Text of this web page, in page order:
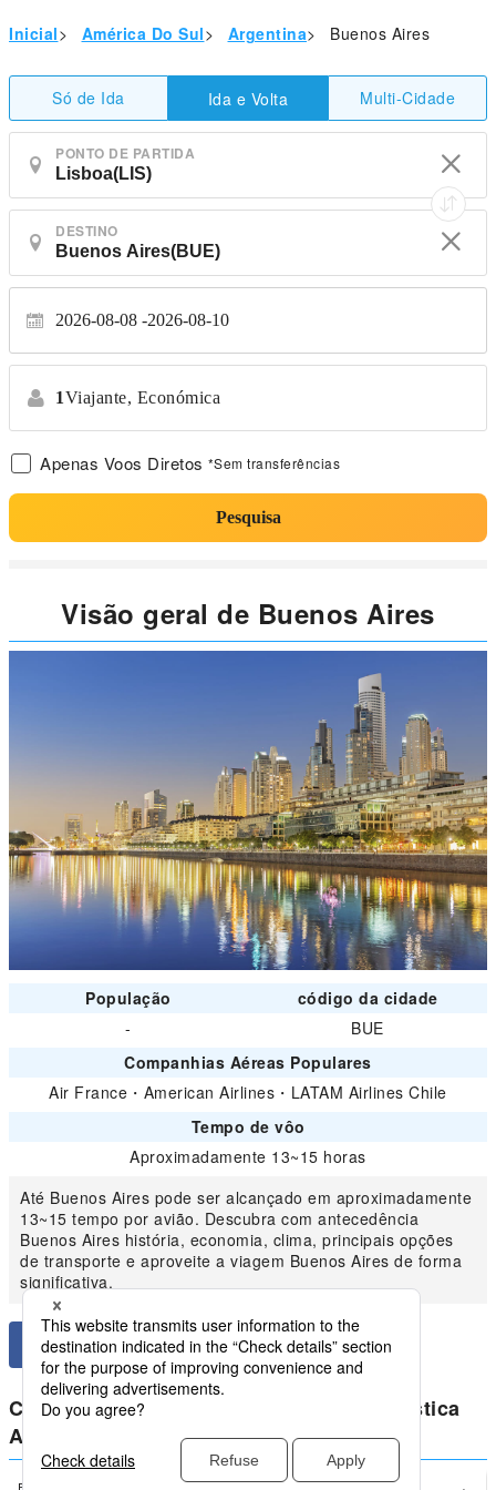
Inicial> América Do Sul> Argentina> Buenos Aires
Só de Ida Ida e Volta Multi-Cidade
PONTO DE PARTIDA
DESTINO
2026-08-08 2026-08-10
1Viajante, Económica
Apenas Voos Diretos *Sem transferências
Pesquisa
Visão geral de Buenos Aires
População
código da cidade
-
BUE
Companhias Aéreas Populares
Air France ・ American Airlines ・ LATAM Airlines Chile
Tempo de vôo
Aproximadamente 13~15 horas
Até Buenos Aires pode ser alcançado em aproximadamente
13~15 tempo por avião. Descubra com antecedência
Buenos Aires história, economia, clima, principais opções
de transporte e aproveite a viagem Buenos Aires de forma
significativa.
Compare preços mais baixos para doméstica
Argentina de Buenos Aires